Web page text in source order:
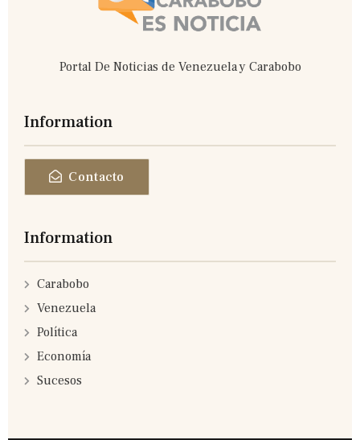
Portal De Noticias de Venezuela y Carabobo
Information
Contacto
Information
Carabobo
Venezuela
Política
Economía
Sucesos